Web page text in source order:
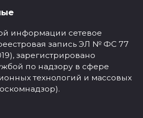
информации сетевое
запись ЭЛ № ФС 77
зарегистрировано
по надзору в сфере
технологий и массовых